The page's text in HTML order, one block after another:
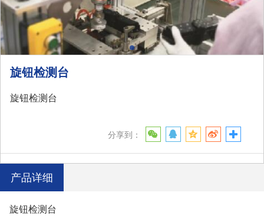
旋钮检测台
旋钮检测台
分享到：
产品详细
旋钮检测台